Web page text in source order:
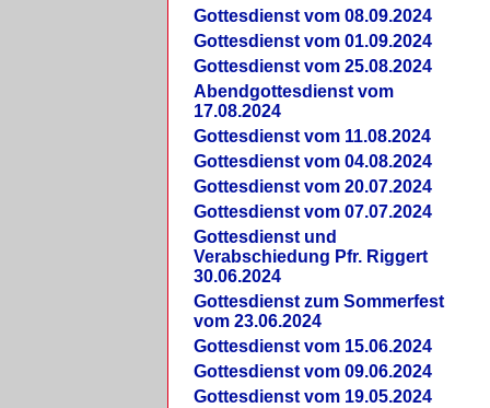
Gottesdienst vom 08.09.2024
Gottesdienst vom 01.09.2024
Gottesdienst vom 25.08.2024
Abendgottesdienst vom
17.08.2024
Gottesdienst vom 11.08.2024
Gottesdienst vom 04.08.2024
Gottesdienst vom 20.07.2024
Gottesdienst vom 07.07.2024
Gottesdienst und
Verabschiedung Pfr. Riggert
30.06.2024
Gottesdienst zum Sommerfest
vom 23.06.2024
Gottesdienst vom 15.06.2024
Gottesdienst vom 09.06.2024
Gottesdienst vom 19.05.2024